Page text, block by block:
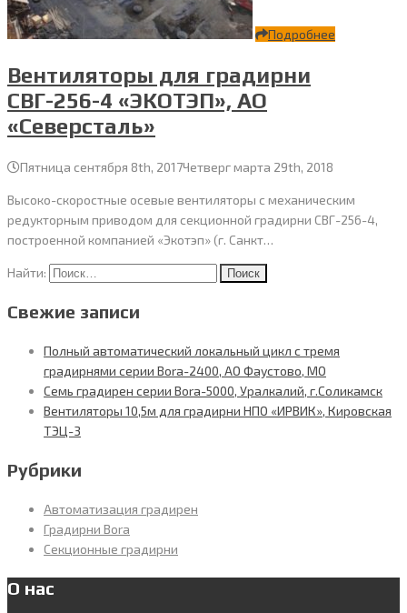
Подробнее
Вентиляторы для градирни
СВГ-256-4 «ЭКОТЭП», АО
«Северсталь»
Пятница сентября 8th, 2017Четверг марта 29th, 2018
Высоко-скоростные осевые вентиляторы с механическим
редукторным приводом для секционной градирни СВГ-256-4,
построенной компанией «Экотэп» (г. Санкт…
Найти:
Свежие записи
Полный автоматический локальный цикл с тремя
градирнями серии Bora-2400, АО Фаустово, МО
Семь градирен серии Bora-5000, Уралкалий, г.Соликамск
Вентиляторы 10,5м для градирни НПО «ИРВИК», Кировская
ТЭЦ-3
Рубрики
Автоматизация градирен
Градирни Bora
Секционные градирни
О нас